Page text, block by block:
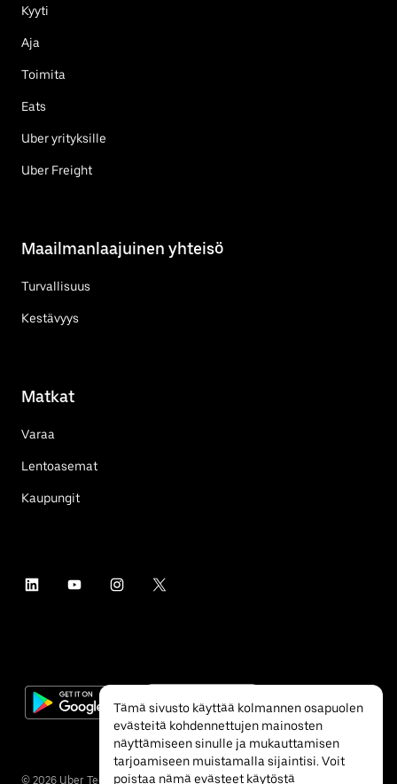
Kyyti
Aja
Toimita
Eats
Uber yrityksille
Uber Freight
Maailmanlaajuinen yhteisö
Turvallisuus
Kestävyys
Matkat
Varaa
Lentoasemat
Kaupungit
© 2026 Uber Technologies Inc.
Tämä sivusto käyttää kolmannen osapuolen
evästeitä kohdennettujen mainosten
näyttämiseen sinulle ja mukauttamisen
tarjoamiseen muistamalla sijaintisi. Voit
poistaa nämä evästeet käytöstä